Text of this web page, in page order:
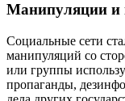
Манипуляции и
Социальные сети
манипуляций со
или группы
пропаганды,